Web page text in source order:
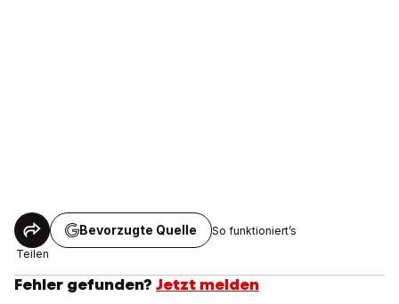
Teilen
Bevorzugte Quelle So funktioniert’s
Fehler gefunden? Jetzt melden